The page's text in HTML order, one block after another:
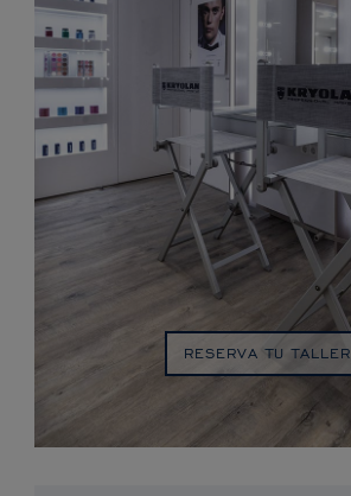
RESERVA TU TALLER